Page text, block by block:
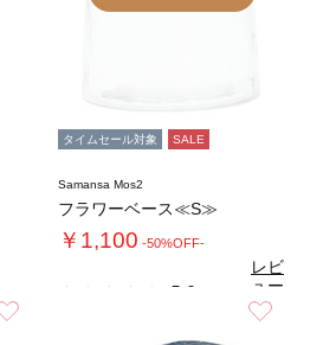
タイムセール対象 SALE
Samansa Mos2
フラワーベース≪S≫
￥1,100 -50%OFF-
5.0
レビ
ュー
を見
る